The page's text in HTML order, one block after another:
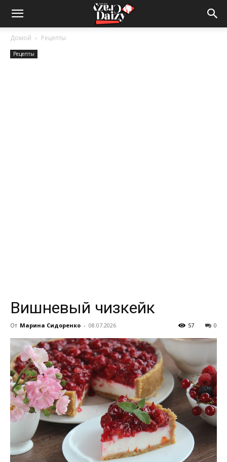
Crazy-
Daizy
Домой Рецепты
Рецепты
Вишневый чизкейк
От Марина Сидоренко - 08.07.2026 0
57